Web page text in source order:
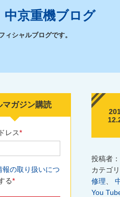
中京重機ブログ
ィシャルブログです。
投稿者：
カテゴリ
修理
You
マガジン購読
レス*
報の取り扱いにつ
る*